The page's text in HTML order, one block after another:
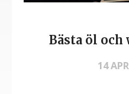
Bästa öl
14